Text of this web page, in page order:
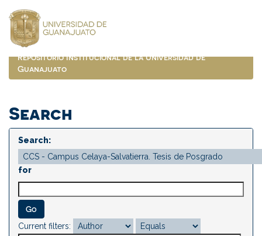
navigation
Repositorio Institucional de la Universidad de
Guanajuato
Search
Search:
for
Current filters: